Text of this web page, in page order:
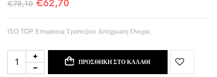
€78,10 €62,70
ISO TOP Επιφάνεια Τραπεζιού Απόχρωση Όνυχας
ΠΡΟΣΘΉΚΗ ΣΤΟ ΚΑΛΆΘΙ